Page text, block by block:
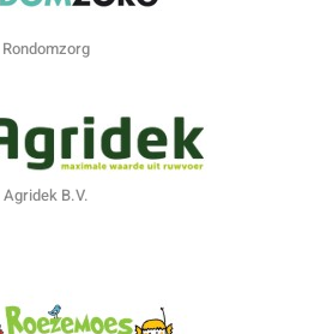
Rondomzorg
Agridek B.V.